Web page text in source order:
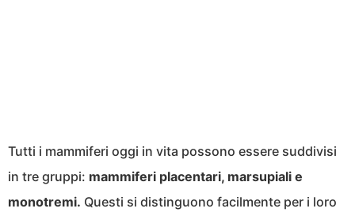
Tutti i mammiferi oggi in vita possono essere suddivisi
in tre gruppi: mammiferi placentari, marsupiali e
monotremi. Questi si distinguono facilmente per i loro